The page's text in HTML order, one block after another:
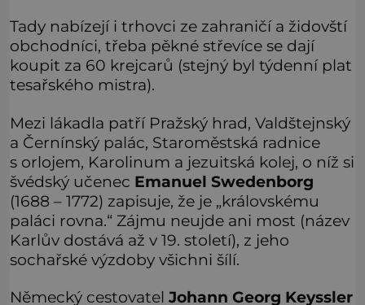
Tady nabízejí i trhovci ze zahraničí a židovští
obchodníci, třeba pěkné střevíce se dají
koupit za 60 krejcarů (stejný byl týdenní plat
tesařského mistra).
Mezi lákadla patří Pražský hrad, Valdštejnský
a Černínský palác, Staroměstská radnice
s orlojem, Karolinum a jezuitská kolej, o níž si
švédský učenec Emanuel Swedenborg
(1688 – 1772) zapisuje, že je „královskému
paláci rovna.“ Zájmu neujde ani most (název
Karlův dostává až v 19. století), z jeho
sochařské výzdoby všichni šílí.
Německý cestovatel Johann Georg Keyssler